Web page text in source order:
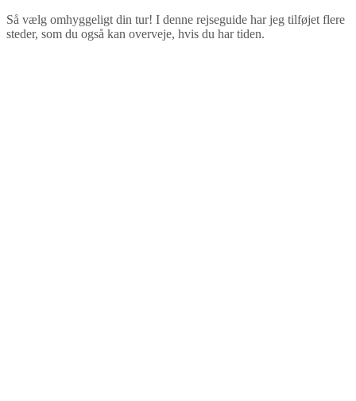
Så vælg omhyggeligt din tur! I denne rejseguide har jeg tilføjet flere
steder, som du også kan overveje, hvis du har tiden.